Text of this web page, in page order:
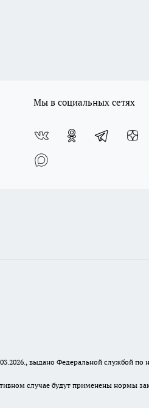
Мы в социальных сетях
выдано Федеральной службой по
случае будут применены нормы